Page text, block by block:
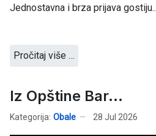
Jednostavna i brza prijava
Pročitaj više …
Iz Opštine Bar...
Kategorija: Obale 28 Jul 2026